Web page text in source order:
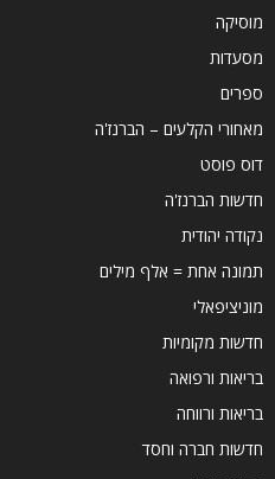
מוסיקה
מסעדות
ספרים
מאחורי הקלעים – הברנז'ה
דוס פוסט
חדשות הברנז'ה
נקודה יהודית
תמונה אחת = אלף מילים
מוניציפאלי
חדשות מקומיות
בריאות ורפואה
בריאות ורווחה
חדשות חברה וחסד